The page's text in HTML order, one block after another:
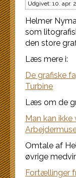
Udgivet: 10. apr.
Helmer
som
den store
Læs mere i:
De grafiske
Turbine
Læs om de
Man kan ikke
Omtale af
øvrige
Fortællinger